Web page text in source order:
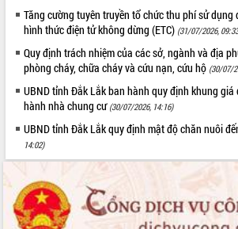
Thường trực HĐND tỉnh Đắk Lắk gặp
mặt Đoàn chuyên gia y tế TP. Hồ Chí
Lễ truy điệu và an táng hài cốt liệt sĩ
tại Nghĩa trang Liệt sĩ xã Sơn Hòa
Bàn giải pháp tháo gỡ khó khăn trong
xuất khẩu sầu riêng và triển khai quy
định EUDR
Thứ trưởng Bộ Nông nghiệp và Môi
trường Nguyễn Hoàng Hiệp khảo sát
vùng trồng và doanh nghiệp đóng gói
sầu riêng tại Đắk Lắk
Trình diễn nghệ thuật chế biến các
THỐNG KÊ TRUY CẬP
Tất cả:
66031510
Tăng cường tuyên truyền tổ chức thu phí sử
hình thức điện tử không dừng (ETC) (31/07/2026,
Quy định trách nhiệm của các sở, ngành và địa
phòng cháy, chữa cháy và cứu nạn, cứu hộ (30/07/
UBND tỉnh Đắk Lắk ban hành quy định khung giá
hành nhà chung cư (30/07/2026, 14:16)
UBND tỉnh Đắk Lắk quy định mật độ chăn nuôi
14:02)